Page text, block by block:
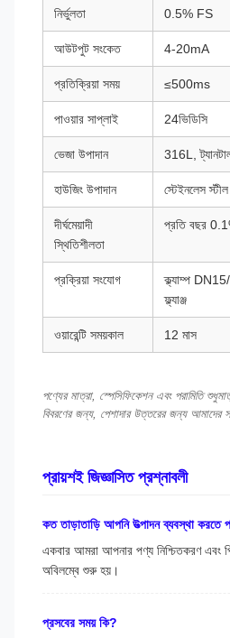
নির্ভুলতা 0.5% FS
আউটপুট সংকেত 4-20mA
প্রতিক্রিয়া সময় ≤500ms
পাওয়ার সাপ্লাই 24ভিডিসি
ভেজা উপাদান 316L,
হাউজিং উপাদান স্টেইনলেস স্টীল
দীর্ঘমেয়াদী
স্থিতিশীলতা
প্রতি বছর
প্রক্রিয়া সংযোগ
ক্ল্যাম্প
ফ্ল্যাঞ্জ
ওয়ারেন্টি সময়কাল 12 মাস
পণ্যের মাত্রা, স্পেসিফিকেশন এবং পরামিতি
বিবরণের জন্য, পেশাদার উত্তরের জন্য আমাদের
প্রায়শই জিজ্ঞাসিত প্রশ্নাবলী
কত তাড়াতাড়ি আপনি উত্পাদন ব্যবস্থা করতে
একবার আমরা আপনার পণ্য নিশ্চিতকরণ এবং
অবিলম্বে শুরু হয়।
প্রসবের সময় কি?